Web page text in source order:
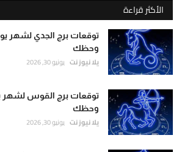
الأكثر قراءة
وحظك
يلا نيوز نت يونيو 30, 2026
وحظك
يلا نيوز نت يونيو 30, 2026